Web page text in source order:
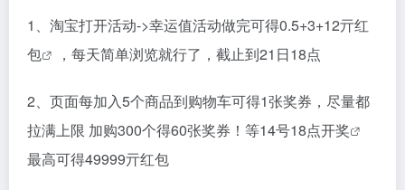
1、淘宝打开活动->幸运值活动做完可得0.5+3+12亓红
包
，每天简单浏览就行了，截止到21日18点
2、页面每加入5个商品到购物车可得1张奖券，尽量都
拉满上限 加购300个得60张奖券！等14号18点开奖
最高可得49999亓红包